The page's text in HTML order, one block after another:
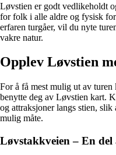
Løvstien er godt vedlikeholdt
for folk i alle aldre og fysisk
erfaren turgåer, vil du nyte
vakre natur.
Opplev Løvstien
For å få mest mulig ut av
benytte deg av Løvstien kart.
og attraksjoner langs stien,
mulig måte.
Løvstakkveien – En del